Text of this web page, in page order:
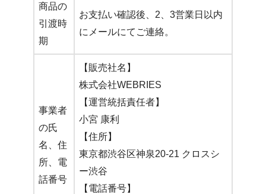
商品の
引渡時
期
お支払い確認後、2、3営業日以内
にメールにてご連絡。
事業者
の氏
名、住
所、電
話番号
【販売社名】
株式会社WEBRIES
【運営統括責任者】
小宮 康利
【住所】
東京都渋谷区神泉20-21 クロスシ
ー渋谷
【電話番号】